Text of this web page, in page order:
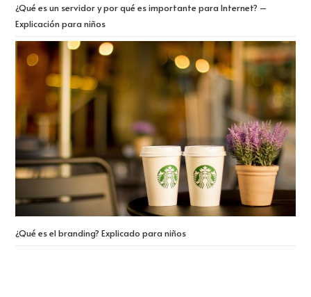
¿Qué es un servidor y por qué es importante para Internet? –
Explicación para niños
¿Qué es el branding? Explicado para niños